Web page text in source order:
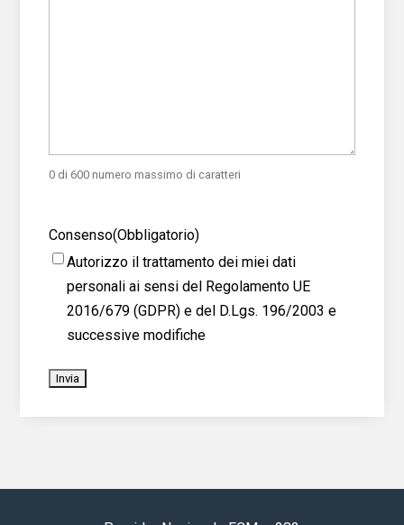
0 di 600 numero massimo di caratteri
Consenso(Obbligatorio)
Autorizzo il trattamento dei miei dati
personali ai sensi del Regolamento UE
2016/679 (GDPR) e del D.Lgs. 196/2003 e
successive modifiche